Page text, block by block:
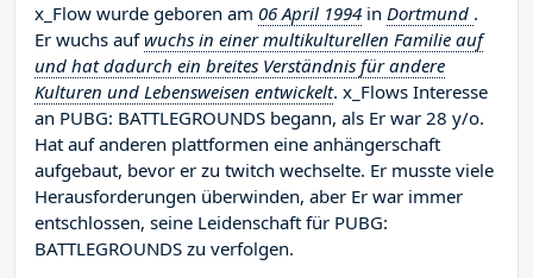
x_Flow wurde geboren am 06 April 1994 in Dortmund .
Er wuchs aufwuchs in einer multikulturellen Familie auf
und hat dadurch ein breites Verständnis für andere
Kulturen und Lebensweisen entwickelt. x_Flows Interesse
an PUBG: BATTLEGROUNDS begann, als Er war 28 y/o.
Hat auf anderen plattformen eine anhängerschaft
aufgebaut, bevor er zu twitch wechselte. Er musste viele
Herausforderungen überwinden, aber Er war immer
entschlossen, seine Leidenschaft für PUBG:
BATTLEGROUNDS zu verfolgen.